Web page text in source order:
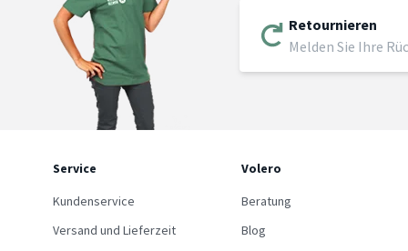
Retournieren
Melden Sie Ihre
Service
Kundenservice
Versand und Lieferzeit
Volero
Beratung
Blog